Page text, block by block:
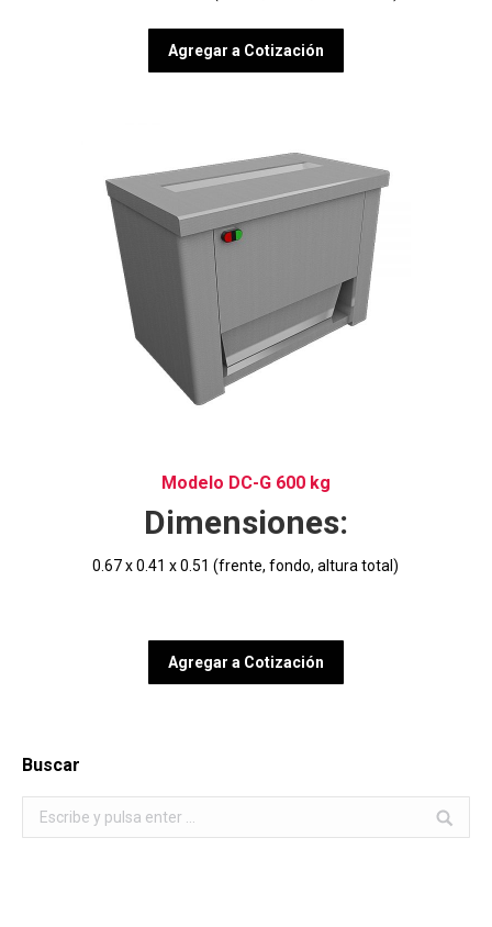
Agregar a Cotización
Modelo DC-G 600 kg
Dimensiones:
0.67 x 0.41 x 0.51 (frente, fondo, altura total)
Agregar a Cotización
Buscar
Buscar: